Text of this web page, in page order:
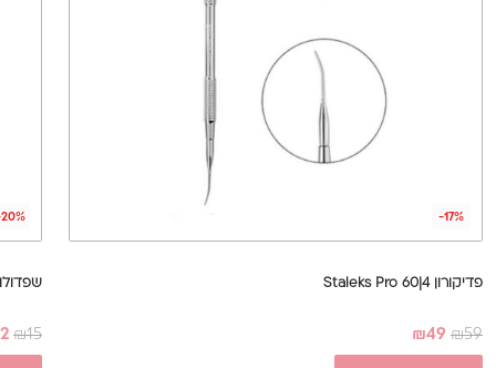
-17%
פדיקורון Staleks Pro 60|4
₪59
₪49
שפדולות עץ
₪15